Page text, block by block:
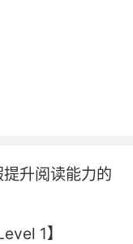
升阅读能力的
1】